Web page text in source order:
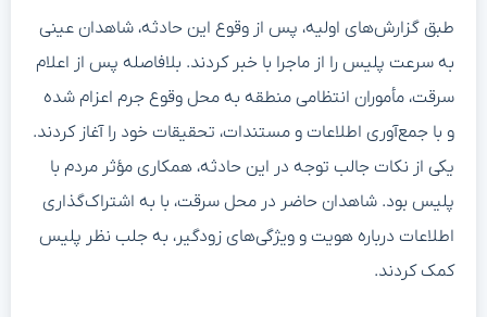
طبق گزارش‌های اولیه، پس از وقوع این حادثه، شاهدان عینی
به سرعت پلیس را از ماجرا با خبر کردند. بلافاصله پس از اعلام
سرقت، مأموران انتظامی منطقه به محل وقوع جرم اعزام شده
و با جمع‌آوری اطلاعات و مستندات، تحقیقات خود را آغاز کردند.
یکی از نکات جالب توجه در این حادثه، همکاری مؤثر مردم با
پلیس بود. شاهدان حاضر در محل سرقت، با به اشتراک‌گذاری
اطلاعات درباره هویت و ویژگی‌های زودگیر، به جلب نظر پلیس
کمک کردند.